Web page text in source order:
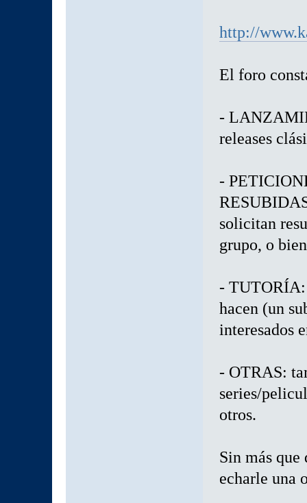
http://
El foro
-
releases
-
solicitan
grupo, o
- TUTORÍA:
hacen (un
interesados
- OTRAS:
series/
otros.
Sin más
echarle una